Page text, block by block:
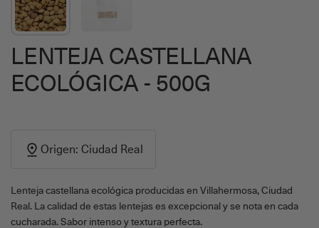
LENTEJA CASTELLANA
ECOLÓGICA - 500G
Origen: Ciudad Real
Lenteja castellana ecológica producidas en Villahermosa, Ciudad
Real. La calidad de estas lentejas es excepcional y se nota en cada
cucharada. Sabor intenso y textura perfecta.